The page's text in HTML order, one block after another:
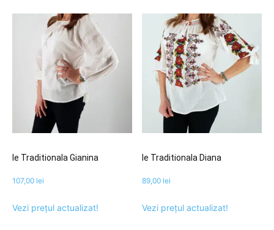
Ie Traditionala Gianina
107,00 lei
Vezi prețul actualizat!
Ie Traditionala Diana
89,00 lei
Vezi prețul actualizat!